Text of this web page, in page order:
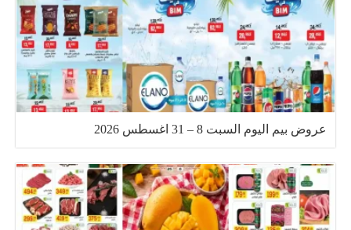
عروض بيم اليوم السبت 8 – 31 اغسطس 2026